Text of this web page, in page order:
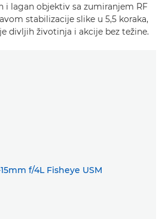
i lagan objektiv sa zumiranjem RF
stabilizacije slike u 5,5 koraka,
divljih životinja i akcije bez težine.